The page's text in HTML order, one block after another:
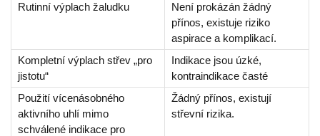
Rutinní výplach žaludku
Není prokázán žádný
přínos, existuje riziko
aspirace a komplikací.
Kompletní výplach střev „pro
jistotu“
Indikace jsou úzké,
kontraindikace časté
Použití vícenásobného
aktivního uhlí mimo
schválené indikace pro
Žádný přínos, existují
střevní rizika.